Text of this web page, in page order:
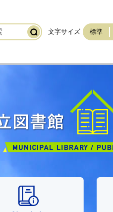
文字サイズ 標準